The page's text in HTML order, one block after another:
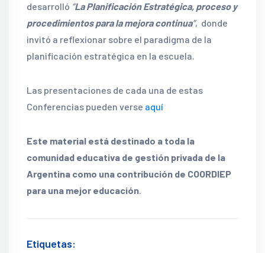
desarrolló “La Planificación Estratégica, proceso y
procedimientos para la mejora continua”, donde
invitó a reflexionar sobre el paradigma de la
planificación estratégica en la escuela.
Las presentaciones de cada una de estas
Conferencias pueden verse aquí
Este material está destinado a toda la
comunidad educativa de gestión privada de la
Argentina como una contribución de COORDIEP
para una mejor educación.
Etiquetas: